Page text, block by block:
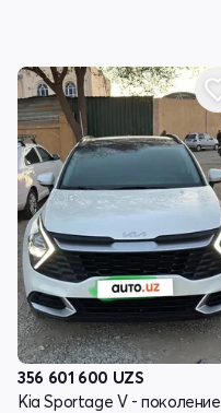
356 601 600 UZS
Kia Sportage V - поколение